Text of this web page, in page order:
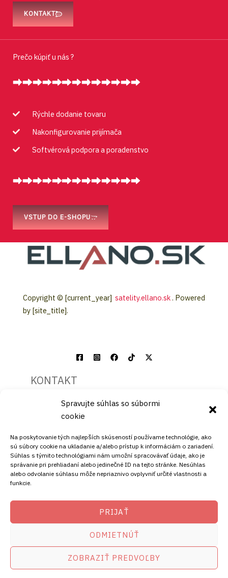
Spravujte súhlas so súbormi
cookie
Na poskytovanie tých najlepších skúseností používame technológie, ako
sú súbory cookie na ukladanie a/alebo prístup k informáciám o zariadení.
Súhlas s týmito technológiami nám umožní spracovávať údaje, ako je
správanie pri prehliadaní alebo jedinečné ID na tejto stránke. Nesúhlas
alebo odvolanie súhlasu môže nepriaznivo ovplyvniť určité vlastnosti a
funkcie.
PRIJAŤ
ODMIETNÚŤ
ZOBRAZIŤ PREDVOĽBY
KONTAKT
Prečo kúpiť u nás ?
Rýchle dodanie tovaru
Nakonfigurovanie prijímača
Softvérová podpora a poradenstvo
VSTUP DO E-SHOPU
Copyright © [current_year] satelity.ellano.sk. Powered
by [site_title].
KONTAKT
+421911072878
+421908072878
ADRESA
Štiavnička 211/49
Copyright © 2026 satelity.ellano.skamikostb.sk